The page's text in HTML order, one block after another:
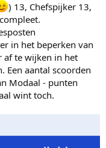
) 13, Chefspijker 13,
in het beperken van
af te wijken in het
Een aantal scoorden
Modaal - punten
wint toch.